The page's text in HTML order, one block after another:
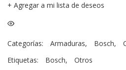
+ Agregar a mi lista de deseos
Categorías: Armaduras, Bosch,
Etiquetas:
Bosch, Otros